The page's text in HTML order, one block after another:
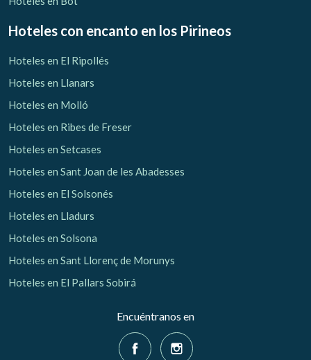
Hoteles con encanto en los Pirineos
Hoteles en El Ripollés
Hoteles en Llanars
Hoteles en Molló
Hoteles en Ribes de Freser
Hoteles en Setcases
Hoteles en Sant Joan de les Abadesses
Hoteles en El Solsonés
Hoteles en Lladurs
Hoteles en Solsona
Hoteles en Sant Llorenç de Morunys
Hoteles en El Pallars Sobirá
Encuéntranos en